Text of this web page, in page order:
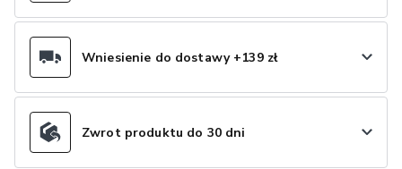
Wniesienie do dostawy +139 zł
Zwrot produktu do 30 dni